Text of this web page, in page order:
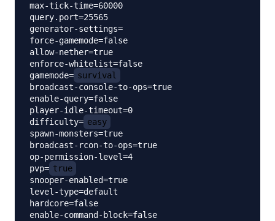
max-tick-time=60000
query.port=25565
generator-settings=
force-gamemode=false
allow-nether=true
enforce-whitelist=false
gamemode= survival
broadcast-console-to-ops=true
enable-query=false
player-idle-timeout=0
difficulty= easy
spawn-monsters=true
broadcast-rcon-to-ops=true
op-permission-level=4
pvp= true
snooper-enabled=true
level-type=default
hardcore=false
enable-command-block=false